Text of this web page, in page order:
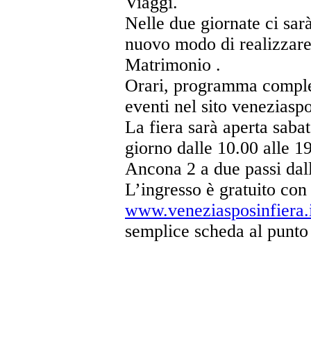
Nelle due giornate ci
nuovo modo di
Matrimonio .
Orari, programma
eventi nel sito
La fiera sarà aperta
giorno dalle 10.00 alle
Ancona 2 a due passi
L’ingresso è gratuito
semplice scheda al